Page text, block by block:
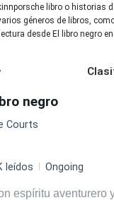
libro o historias
géneros de libros,
desde El libro negro
negro
Courts
leídos Ongoing